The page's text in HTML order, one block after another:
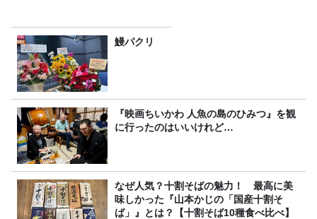
鰻パクリ
『映画ちいかわ 人魚の島のひみつ』を観
に行ったのはいいけれど…
なぜ人気？十割そばの魅力！ 最高に美
味しかった『山本かじの「国産十割そ
ば」』とは？【十割そば10種食べ比べ】